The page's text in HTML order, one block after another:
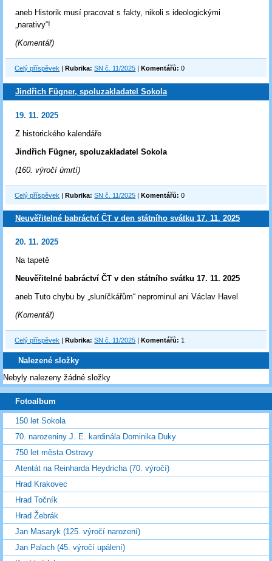
aneb Historik musí pracovat s fakty, nikoli s ideologickými
„narativy“!
(Komentář)
Celý příspěvek Rubrika: SN č. 11/2025 Komentářů: 0
Jindřich Fügner, spoluzakladatel Sokola
19. 11. 2025
Z historického kalendáře
Jindřich Fügner, spoluzakladatel Sokola
(160. výročí úmrtí)
Celý příspěvek |Rubrika: SN č. 11/2025 |Komentářů: 0
Neuvěřitelné babráctví ČT v den státního svátku 17. 11. 2025
20. 11. 2025
Na tapetě
Neuvěřitelné babráctví ČT v den státního svátku 17. 11. 2025
aneb Tuto chybu by „sluníčkářům“ neprominul ani Václav Havel
(Komentář)
Celý příspěvek |Rubrika: SN č. 11/2025 |Komentářů: 1
Nalezené složky
Nebyly nalezeny žádné složky
Fotoalbum
150 let Sokola
70. narozeniny J. E. kardinála Dominika Duky
750 let města Ostravy
Atentát na Reinharda Heydricha (70. výročí)
Hrad Krakovec
Hrad Točník
Hrad Žebrák
Jan Masaryk (125. výročí narození)
Jan Palach (45. výročí upálení)